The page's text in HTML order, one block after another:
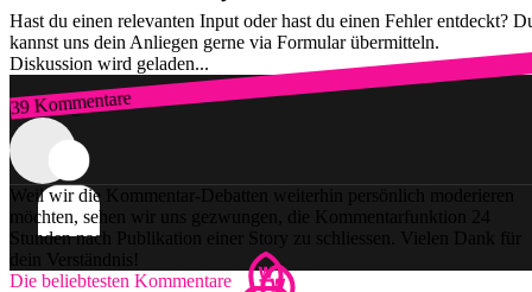
Hast du einen relevanten Input oder hast du einen Fehler entdeckt?
kannst uns dein Anliegen gerne via Formular übermitteln.
Diskussion wird geladen...
39 Kommentare
Zum Login
Weil wir die Kommentar-Debatten weiterhin persönlich moderieren
möchten, sehen wir uns gezwungen, die Kommentarfunktion 24
Stunden nach Publikation einer Story zu schliessen. Vielen Dank für
dein Verständnis!
Die beliebtesten Kommentare